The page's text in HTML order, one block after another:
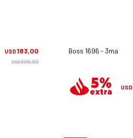
USD183,00
USD305,00
Boss 1696 - 3ma
USD